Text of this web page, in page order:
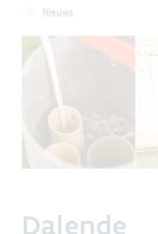
Nieuws
Dalende